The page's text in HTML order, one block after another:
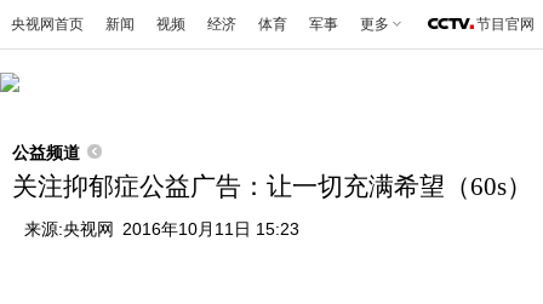
央视网首页 新闻 视频 经济 体育 军事 更多 节目官网
公益频道
关注抑郁症公益广告：让一切充满希望（60s）
来源:央视网 2016年10月11日 15:23